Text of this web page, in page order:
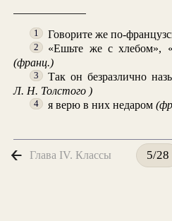
1 Говорите же по-
2
«Ешьте же с хлебом»,
(франц.)
3 Так он безразлично
Л. Н. Толстого )
4 я верю в них недаром
Глава IV. Классы 5/28